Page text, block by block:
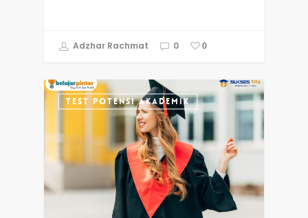
Adzhar Rachmat 0 0
TEST POTENSI AKADEMIK